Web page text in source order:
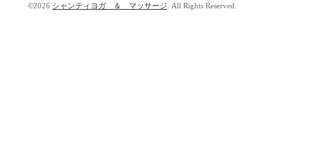
©2026 シャンティヨガ ＆ マッサージ . All Rights Reserved.